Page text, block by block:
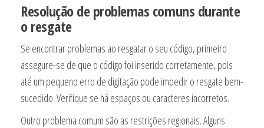
Resolução de problemas comuns durante
o resgate
Se encontrar problemas ao resgatar o seu código, primeiro
assegure-se de que o código foi inserido corretamente, pois
até um pequeno erro de digitação pode impedir o resgate bem-
sucedido. Verifique se há espaços ou caracteres incorretos.
Outro problema comum são as restrições regionais. Alguns